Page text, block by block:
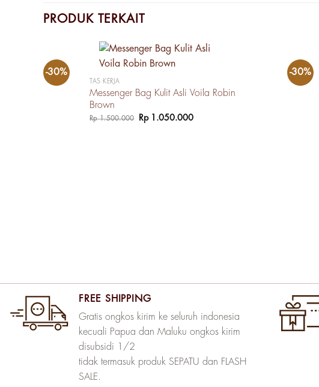
PRODUK TERKAIT
-30%
TAS KERJA
Messenger Bag Kulit Asli Voila Robin
Brown
Rp1.500.000
Harga
aslinya
Rp1.050.000Harga
-30%
FREE SHIPPING
Gratis ongkos kirim ke seluruh indonesia
kecuali Papua dan Maluku ongkos kirim
disubsidi 1/2
tidak termasuk produk SEPATU dan FLASH
SALE.